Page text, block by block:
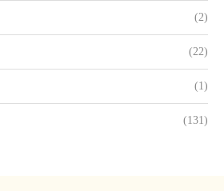
(2)
(22)
(1)
(131)